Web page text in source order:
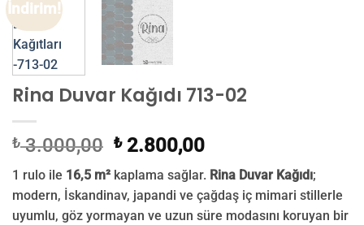
İndirim!
Rina Duvar Kağıdı 713-02
₺3.000,00 Orijinal
fiyat:
₺ 3.000,00.
₺2.800,00Şu
andaki
fiyat:
₺ 2.800,00.
1 rulo ile 16,5 m² kaplama sağlar. Rina Duvar Kağıdı;
modern, İskandinav, japandi ve çağdaş iç mimari stillerle
uyumlu, göz yormayan ve uzun süre modasını koruyan bir